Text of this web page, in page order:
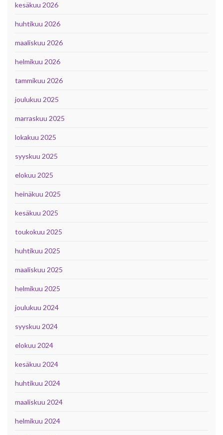
kesäkuu 2026
huhtikuu 2026
maaliskuu 2026
helmikuu 2026
tammikuu 2026
joulukuu 2025
marraskuu 2025
lokakuu 2025
syyskuu 2025
elokuu 2025
heinäkuu 2025
kesäkuu 2025
toukokuu 2025
huhtikuu 2025
maaliskuu 2025
helmikuu 2025
joulukuu 2024
syyskuu 2024
elokuu 2024
kesäkuu 2024
huhtikuu 2024
maaliskuu 2024
helmikuu 2024